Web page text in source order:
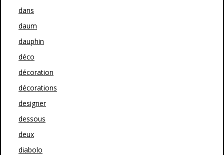
dans
daum
dauphin
déco
décoration
décorations
designer
dessous
deux
diabolo